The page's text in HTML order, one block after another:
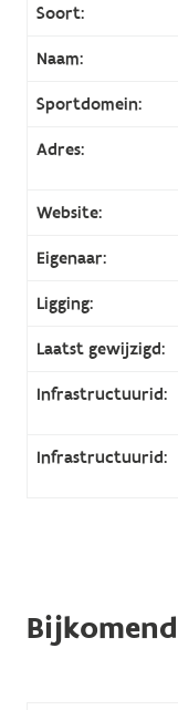
Soort:
Naam:
Sportdomein:
Adres:
Website:
Eigenaar:
Ligging:
Laatst gewijzigd:
Infrastructuurid:
Infrastructuurid: